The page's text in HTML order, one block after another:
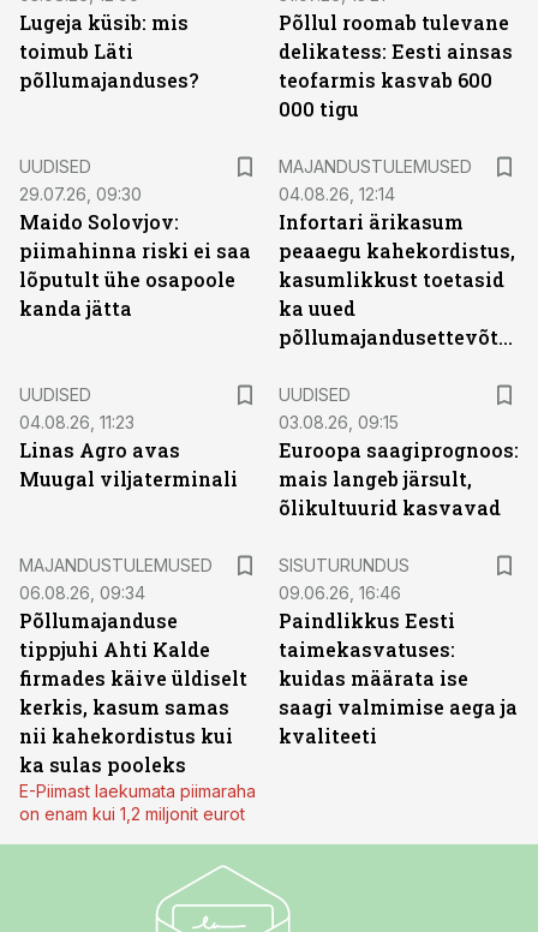
Lugeja küsib: mis
toimub Läti
põllumajanduses?
Põllul roomab tulevane
delikatess: Eesti ainsas
teofarmis kasvab 600
000 tigu
UUDISED
29.07.26, 09:30
Maido Solovjov:
piimahinna riski ei saa
lõputult ühe osapoole
kanda jätta
MAJANDUSTULEMUSED
04.08.26, 12:14
Infortari ärikasum
peaaegu kahekordistus,
kasumlikkust toetasid
ka uued
põllumajandusettevõtted
UUDISED
04.08.26, 11:23
Linas Agro avas
Muugal viljaterminali
UUDISED
03.08.26, 09:15
Euroopa saagiprognoos:
mais langeb järsult,
õlikultuurid kasvavad
MAJANDUSTULEMUSED
06.08.26, 09:34
Põllumajanduse
tippjuhi Ahti Kalde
firmades käive üldiselt
kerkis, kasum samas
nii kahekordistus kui
ka sulas pooleks
E-Piimast laekumata piimaraha
on enam kui 1,2 miljonit eurot
SISUTURUNDUS
09.06.26, 16:46
Paindlikkus Eesti
taimekasvatuses:
kuidas määrata ise
saagi valmimise aega ja
kvaliteeti